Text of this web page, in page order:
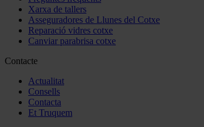
Xarxa de tallers
Asseguradores de Llunes del Cotxe
Reparació vidres cotxe
Canviar parabrisa cotxe
Contacte
Actualitat
Consells
Contacta
Et Truquem